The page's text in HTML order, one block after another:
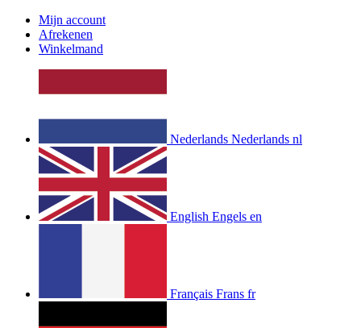
Mijn account
Afrekenen
Winkelmand
Nederlands Nederlands nl
English Engels en
Français Frans fr